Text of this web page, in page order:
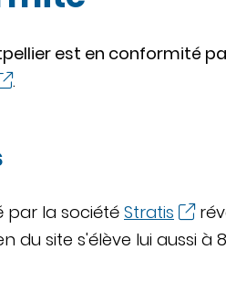
est en conformité
.
par la société Stratis
site s'élève lui aussi à